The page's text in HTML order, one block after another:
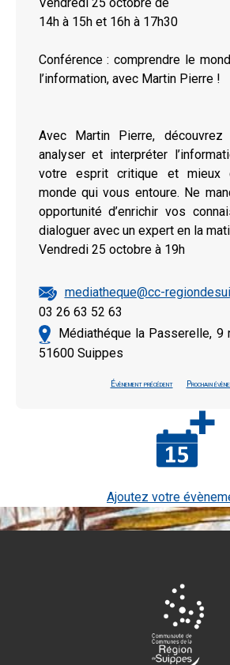
Vendredi 25 octobre de
14h à 15h et 16h à 17h30
Conférence : comprendre le
l’information, avec Martin Pierre !
Avec Martin Pierre,
analyser et interpréter
votre esprit critique et mieux
monde qui vous entoure. Ne
opportunité d’enrichir vos
dialoguer avec un expert en la
Vendredi 25 octobre à 19h
mediatheque@cc-
03 26 63 52 63
Médiathéque la Passerelle, 9
51600 Suippes
Évènement précédent Prochain
Ajoutez votre